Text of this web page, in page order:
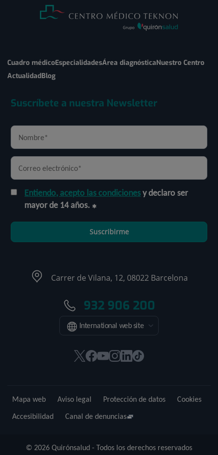
Cuadro médicoEspecialidadesÁrea diagnósticaNuestro Centro
ActualidadBlog
Suscríbete a nuestra Newsletter
Entiendo, acepto las condicionesy declaro ser
mayor de 14 años.
Suscribirme
Carrer de Vilana, 12, 08022 Barcelona
932 906 200
International web site
Este
en
una
Este
en
una
Este
en
una
Este
en
una
Este
en
una
Enlace
externa.
© 2026 Quirónsalud - Todos los derechos reservados
Mapa web Aviso legal Protección de datos
Cookies
Accesibilidad
Canal de denuncias